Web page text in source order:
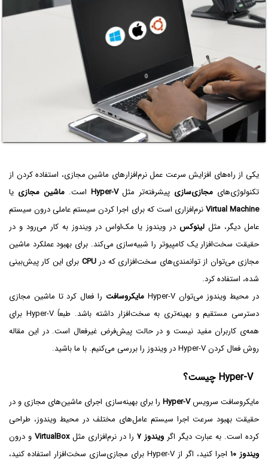
یکی از راه‌های افزایش سرعت عمل نرم‌افزارهای ماشین مجازی، استفاده کردن از
تکنولوژی‌های مجازی‌سازی پیشرفته‌تر مثلHyper-V است.ماشین مجازی یا
Virtual Machineنرم‌افزاری است که برای اجرا کردن سیستم عاملی درون سیستم
عامل دیگر، مثل لینوکس در ویندوز یا مک‌او‌اس در ویندوز به کار می‌رود و در
حقیقت سخت‌افزار یک کامپیوتر را شبیه‌سازی می‌کند. برای بهبود عملکرد ماشین
مجازی می‌توان از توانمندی‌های سخت‌افزاری که درCPU برای این کار پیش‌بینی
شده، استفاده کرد.
در محیط ویندوز می‌توان Hyper-V
مایکروسافت را فعال کرد تا ماشین مجازی
دسترسی مستقیم و بهینه‌تری به سخت‌افزار داشته باشد. طبعاً Hyper-V برای
همه‌ی کاربران مفید نیست و در حالت پیش‌فرض غیرفعال است. در این مقاله
روش فعال کردن Hyper-V در ویندوز را بررسی می‌کنیم. با ما باشید.
Hyper-V چیست؟
مایکروسافت سرویسHyper-V را برای بهینه‌سازی اجرای ماشین‌های مجازی و در
حقیقت بهبود سرعت اجرا سیستم عامل‌های مختلف در محیط ویندوز، طراحی
کرده است. به عبارت دیگر اگر ویندوز ۷ را در نرم‌افزاری مثلVirtualBox و درون
ویندوز ۱۰
اجرا کنید، اگر از Hyper-V برای مجازی‌سازی سخت‌افزار استفاده کنید،